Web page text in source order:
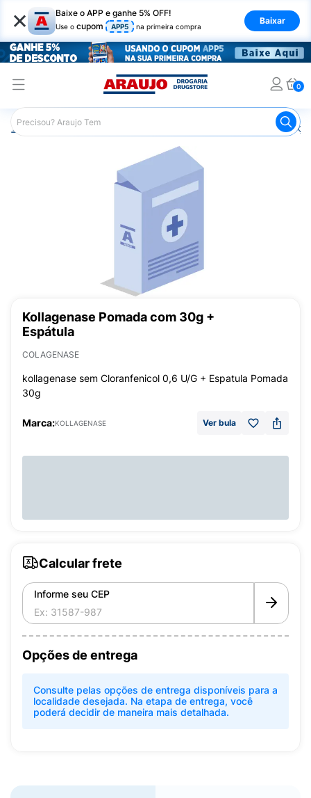
× Baixe o APP e ganhe 5% OFF!
Use o cupom APP5 na primeira compra
Baixar
0
Araujo Medicamentos Remédios para Alergias e
Kollagenase Pomada com 30g +
Espátula
COLAGENASE
kollagenase sem Cloranfenicol 0,6 U/G + Espatula Pomada
30g
Marca:KOLLAGENASE Ver bula
Calcular frete
Informe seu CEP
Opções de entrega
Consulte pelas opções de entrega disponíveis para a
localidade desejada. Na etapa de entrega, você
poderá decidir de maneira mais detalhada.